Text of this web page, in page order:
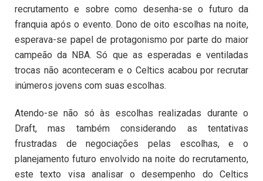
recrutamento e sobre como desenha-se o futuro da
franquia após o evento. Dono de oito escolhas na noite,
esperava-se papel de protagonismo por parte do maior
campeão da NBA. Só que as esperadas e ventiladas
trocas não aconteceram e o Celtics acabou por recrutar
inúmeros jovens com suas escolhas.
Atendo-se não só às escolhas realizadas durante o
Draft, mas também considerando as tentativas
frustradas de negociações pelas escolhas, e o
planejamento futuro envolvido na noite do recrutamento,
este texto visa analisar o desempenho do Celtics